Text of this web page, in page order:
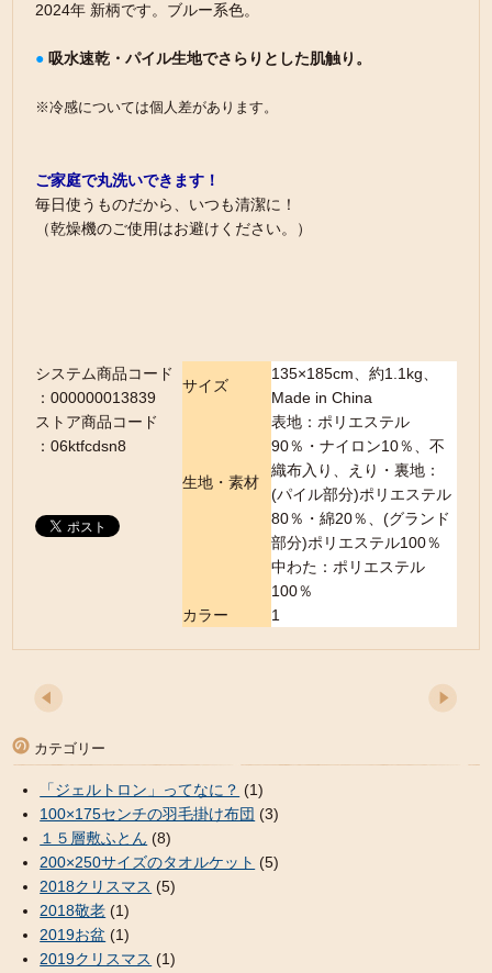
2024年 新柄です。ブルー系色。
● 吸水速乾・パイル生地でさらりとした肌触り。
※冷感については個人差があります。
ご家庭で丸洗いできます！
毎日使うものだから、いつも清潔に！
（乾燥機のご使用はお避けください。）
サイズ
135×185cm、約1.1kg、
Made in China
生地・素材
表地：ポリエステル
90％・ナイロン10％、不
織布入り、えり・裏地：
(パイル部分)ポリエステル
80％・綿20％、(グランド
部分)ポリエステル100％
中わた：ポリエステル
100％
カラー
1
システム商品コード
：000000013839
ストア商品コード
：06ktfcdsn8
カテゴリー
「ジェルトロン」ってなに？ (1)
100×175センチの羽毛掛け布団 (3)
１５層敷ふとん (8)
200×250サイズのタオルケット (5)
2018クリスマス (5)
2018敬老 (1)
2019お盆 (1)
2019クリスマス (1)